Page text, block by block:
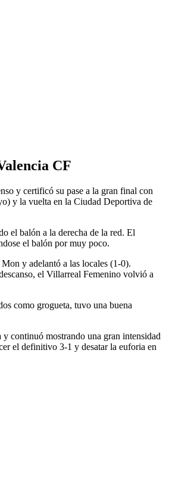
CF
y certificó su pase a la gran final con
y la vuelta en la Ciudad Deportiva de
el balón a la derecha de la red. El
el balón por muy poco.
y adelantó a las locales (1-0).
el Villarreal Femenino volvió a
como grogueta, tuvo una buena
continuó mostrando una gran intensidad
el definitivo 3-1 y desatar la euforia en